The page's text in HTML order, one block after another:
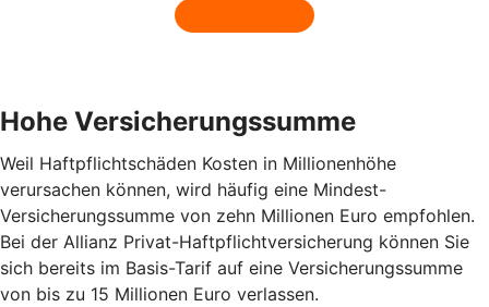
Hohe Versicherungssumme
Weil Haftpflichtschäden Kosten in Millionenhöhe
verursachen können, wird häufig eine Mindest-
Versicherungssumme von zehn Millionen Euro empfohlen.
Bei der Allianz Privat-Haftpflichtversicherung können Sie
sich bereits im Basis-Tarif auf eine Versicherungssumme
von bis zu 15 Millionen Euro verlassen.